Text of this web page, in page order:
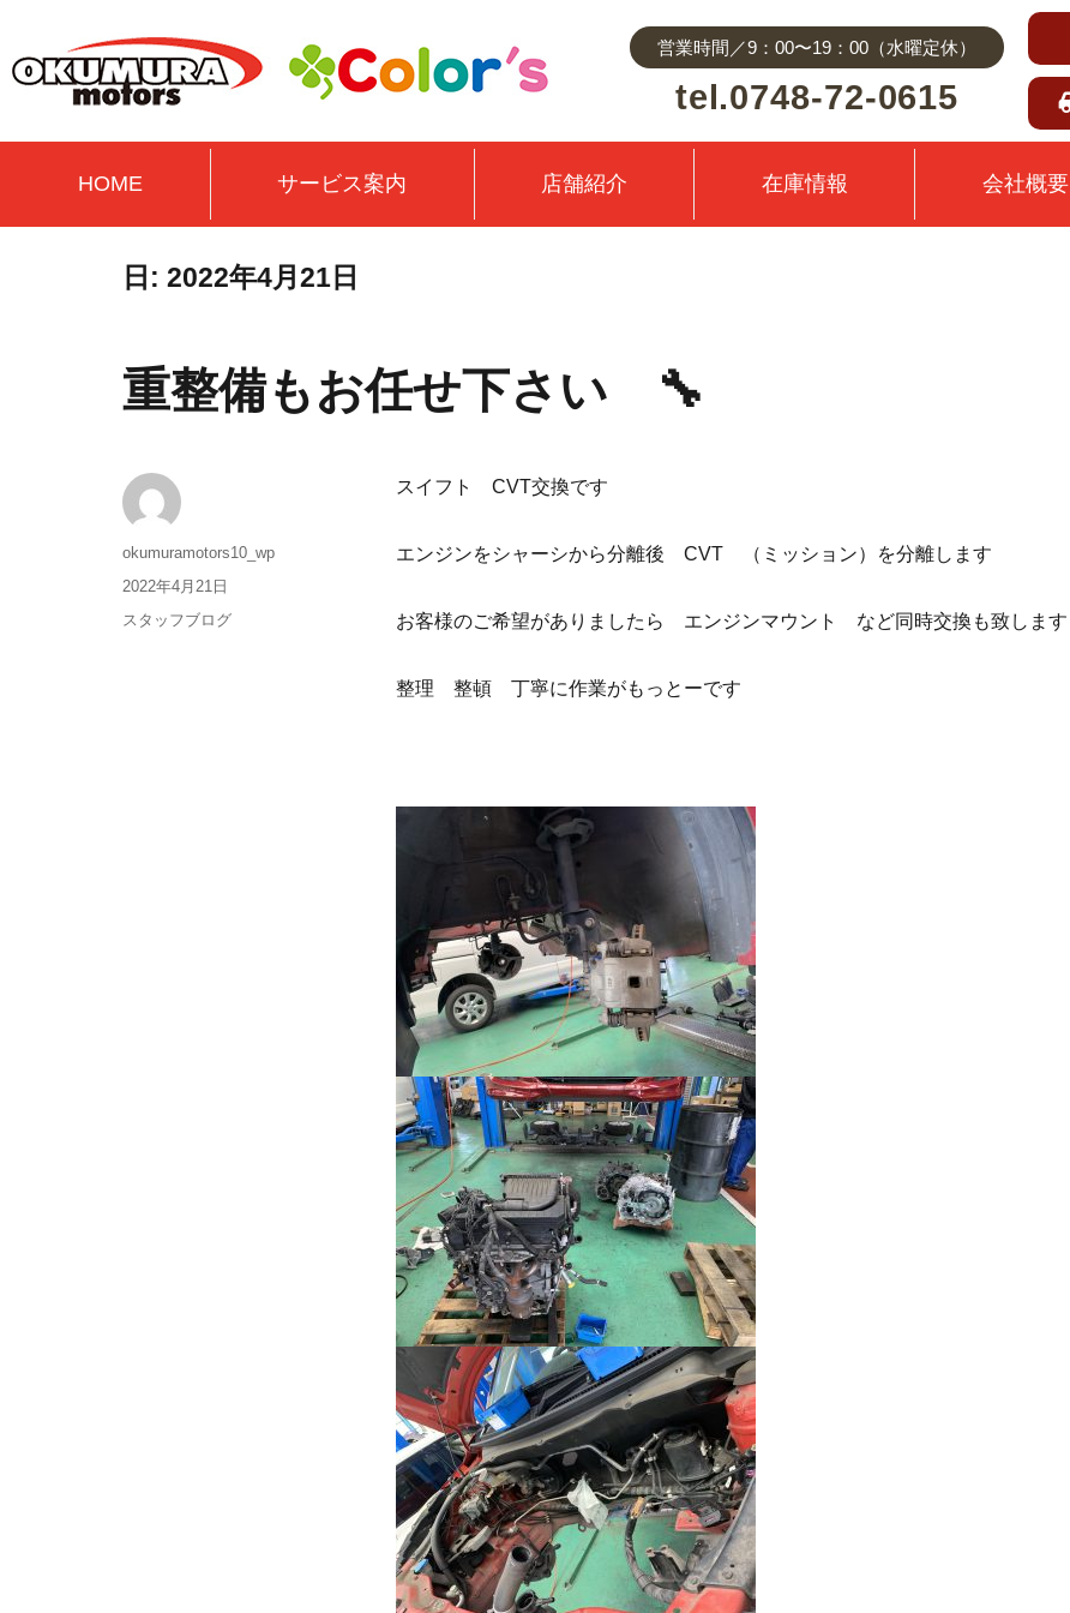
営業時間／9：00〜19：00（水曜定休）
tel.0748-72-0615
HOME サービス案内 店舗紹介 在庫情報 会社概要
日: 2022年4月21日
重整備もお任せ下さい 🔧
スイフト CVT交換です
エンジンをシャーシから分離後 CVT （ミッション）を分離します
お客様のご希望がありましたら エンジンマウント など同時交換も致します
整理 整頓 丁寧に作業がもっとーです
okumuramotors10_wp
2022年4月21日
スタッフブログ